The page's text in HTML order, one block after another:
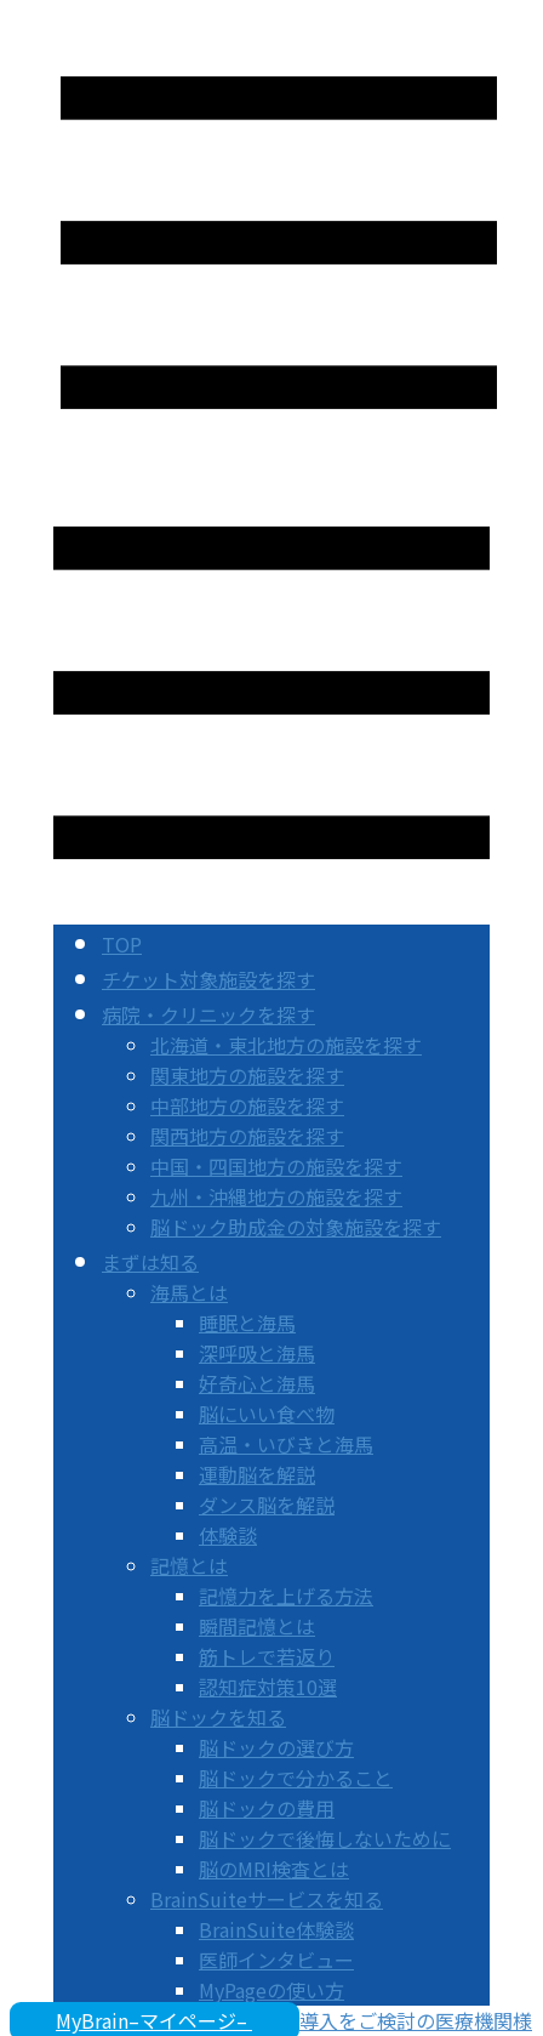
TOP
チケット対象施設を探す
病院・クリニックを探す
北海道・東北地方の施設を探す
関東地方の施設を探す
中部地方の施設を探す
関西地方の施設を探す
中国・四国地方の施設を探す
九州・沖縄地方の施設を探す
脳ドック助成金の対象施設を探す
まずは知る
海馬とは
睡眠と海馬
深呼吸と海馬
好奇心と海馬
脳にいい食べ物
高温・いびきと海馬
運動脳を解説
ダンス脳を解説
体験談
記憶とは
記憶力を上げる方法
瞬間記憶とは
筋トレで若返り
認知症対策10選
脳ドックを知る
脳ドックの選び方
脳ドックで分かること
脳ドックの費用
脳ドックで後悔しないために
脳のMRI検査とは
BrainSuiteサービスを知る
BrainSuite体験談
医師インタビュー
MyPageの使い方
MyBrain–マイページ–
導入をご検討の医療機関様